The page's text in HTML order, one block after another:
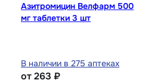
Азитромицин Велфарм 500
мг таблетки 3 шт
В наличии в 275 аптеках
от263 ₽